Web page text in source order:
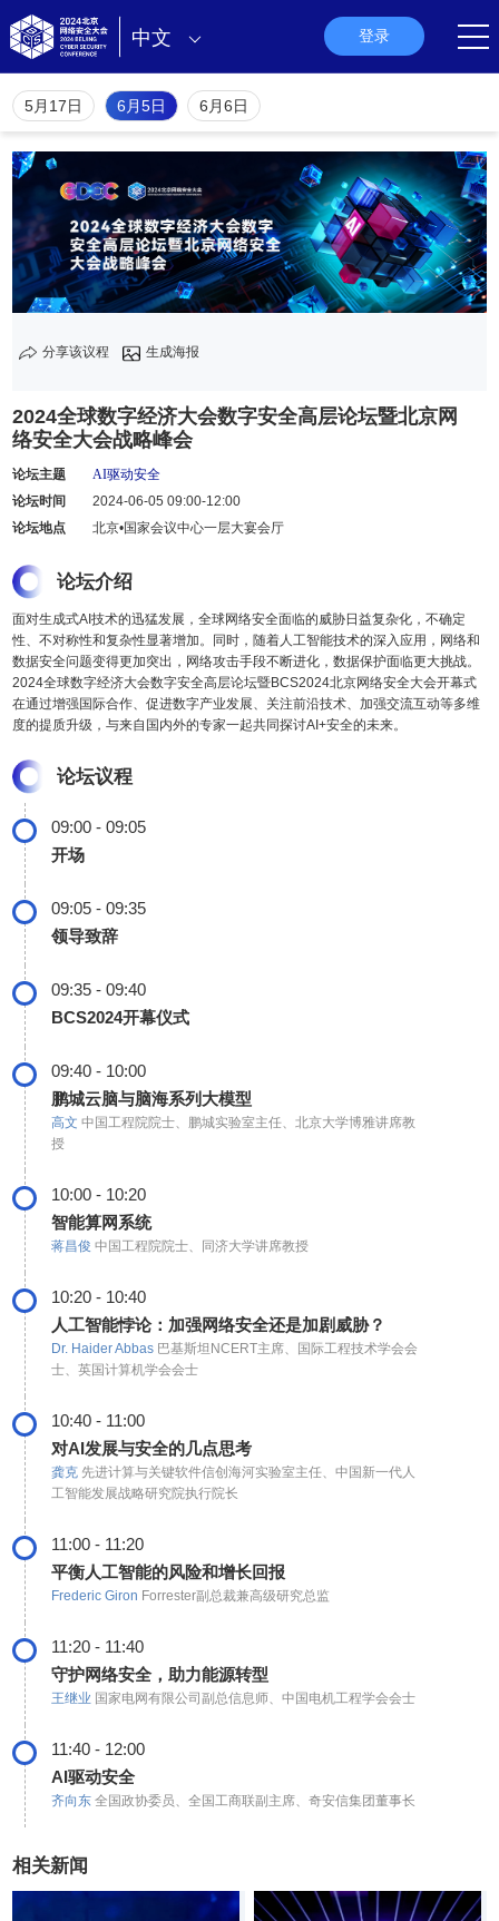
中文 登录
5月17日 6月5日 6月6日
分享该议程 生成海报
2024全球数字经济大会数字安全高层论坛暨北京网
络安全大会战略峰会
论坛主题
AI驱动安全
论坛时间
2024-06-05 09:00-12:00
论坛地点
北京•国家会议中心一层大宴会厅
论坛介绍
面对生成式AI技术的迅猛发展，全球网络安全面临的威胁日益复杂化，不确定
性、不对称性和复杂性显著增加。同时，随着人工智能技术的深入应用，网络和
数据安全问题变得更加突出，网络攻击手段不断进化，数据保护面临更大挑战。
2024全球数字经济大会数字安全高层论坛暨BCS2024北京网络安全大会开幕式
在通过增强国际合作、促进数字产业发展、关注前沿技术、加强交流互动等多维
度的提质升级，与来自国内外的专家一起共同探讨AI+安全的未来。
论坛议程
09:00 - 09:05
开场
09:05 - 09:35
领导致辞
09:35 - 09:40
BCS2024开幕仪式
09:40 - 10:00
鹏城云脑与脑海系列大模型
高文 中国工程院院士、鹏城实验室主任、北京大学博雅讲席教
授
10:00 - 10:20
智能算网系统
蒋昌俊 中国工程院院士、同济大学讲席教授
10:20 - 10:40
人工智能悖论：加强网络安全还是加剧威胁？
Dr. Haider Abbas巴基斯坦NCERT主席、国际工程技术学会会
士、英国计算机学会会士
10:40 - 11:00
对AI发展与安全的几点思考
龚克先进计算与关键软件信创海河实验室主任、中国新一代人
工智能发展战略研究院执行院长
11:00 - 11:20
平衡人工智能的风险和增长回报
Frederic Giron Forrester副总裁兼高级研究总监
11:20 - 11:40
守护网络安全，助力能源转型
王继业 国家电网有限公司副总信息师、中国电机工程学会会士
11:40 - 12:00
AI驱动安全
齐向东全国政协委员、全国工商联副主席、奇安信集团董事长
相关新闻